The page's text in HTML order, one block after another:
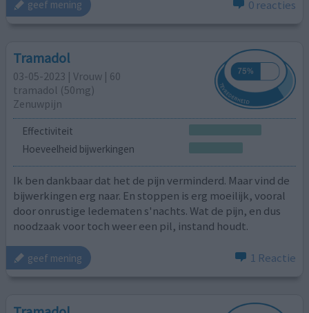
geef mening 0 reacties
Tramadol
03-05-2023 | Vrouw | 60
tramadol (50mg)
Zenuwpijn
Effectiviteit
Hoeveelheid bijwerkingen
Ik ben dankbaar dat het de pijn verminderd. Maar vind de
bijwerkingen erg naar. En stoppen is erg moeilijk, vooral
door onrustige ledematen s'nachts. Wat de pijn, en dus
noodzaak voor toch weer een pil, instand houdt.
geef mening 1 Reactie